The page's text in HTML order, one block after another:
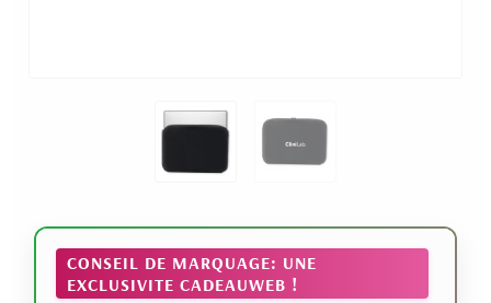
CONSEIL DE MARQUAGE: UNE
EXCLUSIVITE CADEAUWEB !